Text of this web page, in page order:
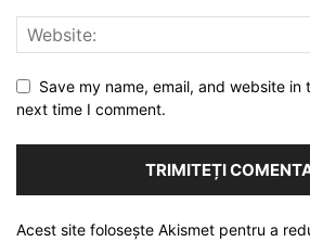
Save my name, email, and website in
next time I comment.
Acest site folosește Akismet pentru a